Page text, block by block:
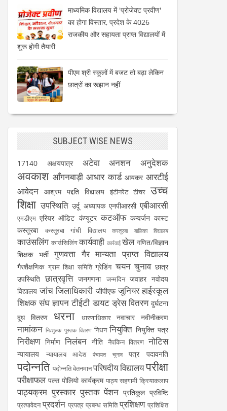
माध्यमिक विद्यालय में 'प्रोजेक्ट प्रवीण'
का होगा विस्तार, प्रदेश के 4026
राजकीय और सहायता प्राप्त विद्यालयों में
शुरू होगी तैयारी
पीएम श्री स्कूलों में बजट तो बढ़ा लेकिन
छात्रों का रूझान नहीं
SUBJECT WISE NEWS
17140 अक्षयपात्र अटेवा अनशन अनुदेशक
अवकाश आँगनबाड़ी आधार कार्ड आयकर आरटीई
आवेदन आश्रम पद्दति विद्यालय इंटीनरेंट टीचर उच्च
शिक्षा उपस्थिति उर्दू अध्यापक एनपीआरसी एबीआरसी
एमडीएम एरियर ऑडिट कंप्यूटर कटऑफ कन्वर्जन कास्ट
कस्तूरबा
कस्तूरबा गांधी विद्यालय कस्तूरबा बालिका विद्यालय
काउंसलिंग काउंसिलिंग कार्यवाही कार्रवाई खेल गणित/विज्ञान
शिक्षक भर्ती
गुणवत्ता गैर मान्यता प्राप्त विद्यालय
गैरशैक्षणिक ग्राम शिक्षा समिति ग्रेडिंग चयन चुनाव छात्र
उपस्थिति छात्रवृत्ति जनगणना जन्मदिन जवाहर नवोदय
विद्यालय जांच जिलाधिकारी जीपीएफ जूनियर हाईस्कूल
शिक्षक संघ ज्ञापन टीईटी डायट ड्रेस वितरण दुर्घटना
दूध वितरण
धरना धारणाधिकार नवाचार नवीनीकरण
नामांकन निःशुल्क पुस्तक वितरण निधन नियुक्ति नियुक्ति पत्र
निरीक्षण निर्माण निलंबन नीति नैपकिन वितरण नोटिस
न्यायालय न्यायालय आदेश पंचायत चुनाव पत्र पदावनति
पदोन्नति पदोन्नति वेतनमानपरिषदीय विद्यालयपरीक्षा
परीक्षाफल पल्स पोलियो कार्यक्रम पाठ्य सहगामी क्रियाकलाप
पाठ्यक्रम पुरस्कार पुस्तक पेंशन प्रतिकूल प्रविष्टि
प्रत्यावेदन प्रदर्शन प्रपत्र प्रबन्ध समिति प्रशिक्षण प्रशिक्षित